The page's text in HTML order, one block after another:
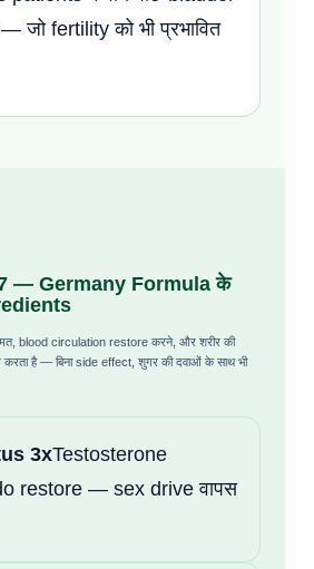
जो fertility को भी प्रभावित
— Germany Formula के
blood circulation restore करने, और शरीर की
करता है — बिना side effect, शुगर की दवाओं के साथ भी
3xTestosterone
restore — sex drive वापस